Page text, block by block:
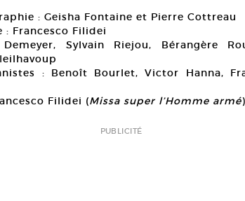
: Geisha Fontaine et Pierre Cottreau
Francesco Filidei
Sylvain Riejou, Bérangère
: Benoît Bourlet, Victor Hanna,
Filidei (Missa super l’Homme armé)
PUBLICITÉ